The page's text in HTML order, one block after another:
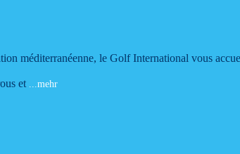
méditerranéenne, le Golf International vous
et...mehr